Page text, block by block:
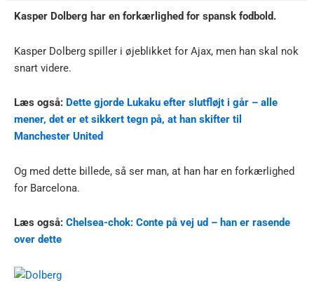
Kasper Dolberg har en forkærlighed for spansk fodbold.
Kasper Dolberg spiller i øjeblikket for Ajax, men han skal nok
snart videre.
Læs også: Dette gjorde Lukaku efter slutfløjt i går – alle
mener, det er et sikkert tegn på, at han skifter til
Manchester United
Og med dette billede, så ser man, at han har en forkærlighed
for Barcelona.
Læs også: Chelsea-chok: Conte på vej ud – han er rasende
over dette